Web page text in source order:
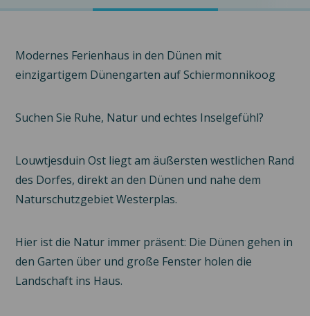
Modernes Ferienhaus in den Dünen mit
einzigartigem Dünengarten aufSchiermonnikoog
Suchen Sie Ruhe, Natur und echtes Inselgefühl?
Louwtjesduin Ost liegt am äußersten westlichen Rand
des Dorfes, direkt an den Dünen und nahe dem
Naturschutzgebiet Westerplas.
Hier ist die Natur immer präsent: Die Dünen gehen in
den Garten über und große Fenster holen die
Landschaft ins Haus.